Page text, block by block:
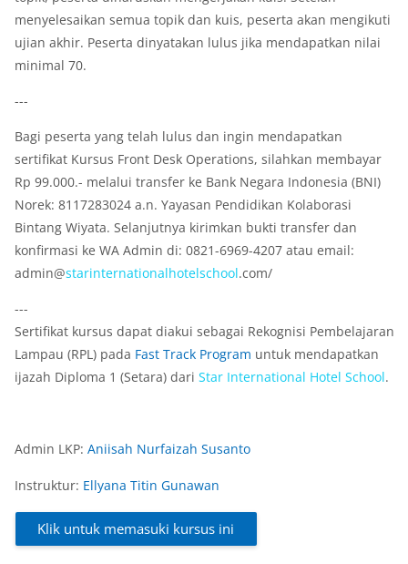
menyelesaikan semua topik dan kuis, peserta akan mengikuti
ujian akhir. Peserta dinyatakan lulus jika mendapatkan nilai
minimal 70.
---
Bagi peserta yang telah lulus dan ingin mendapatkan
sertifikat Kursus Front Desk Operations, silahkan membayar
Rp 99.000.- melalui transfer ke Bank Negara Indonesia (BNI)
Norek: 8117283024 a.n. Yayasan Pendidikan Kolaborasi
Bintang Wiyata. Selanjutnya kirimkan bukti transfer dan
konfirmasi ke WA Admin di: 0821-6969-4207 atau email:
admin@starinternationalhotelschool.com/
---
Sertifikat kursus dapat diakui sebagai Rekognisi Pembelajaran
Lampau (RPL) pada Fast Track Program untuk mendapatkan
ijazah Diploma 1 (Setara) dari Star International Hotel School.
Admin LKP: Aniisah Nurfaizah Susanto
Instruktur: Ellyana Titin Gunawan
Klik untuk memasuki kursus ini